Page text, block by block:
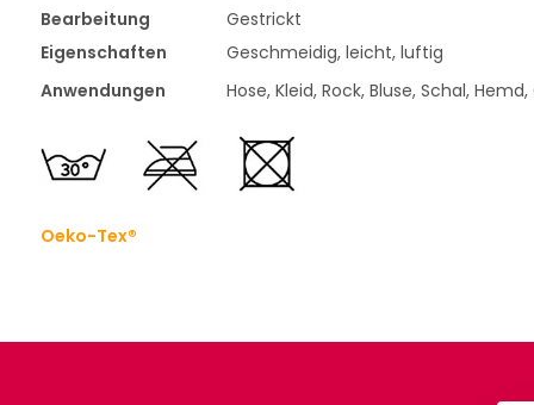
Bearbeitung
Gestrickt
Eigenschaften
Geschmeidig, leicht, luftig
Anwendungen
Hose, Kleid, Rock, Bluse, Schal,
Oeko-Tex®